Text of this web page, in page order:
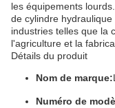
les équipements
de cylindre
industries telles que la
l'agriculture et la
Détails du produit
Nom de marque:
Numéro de